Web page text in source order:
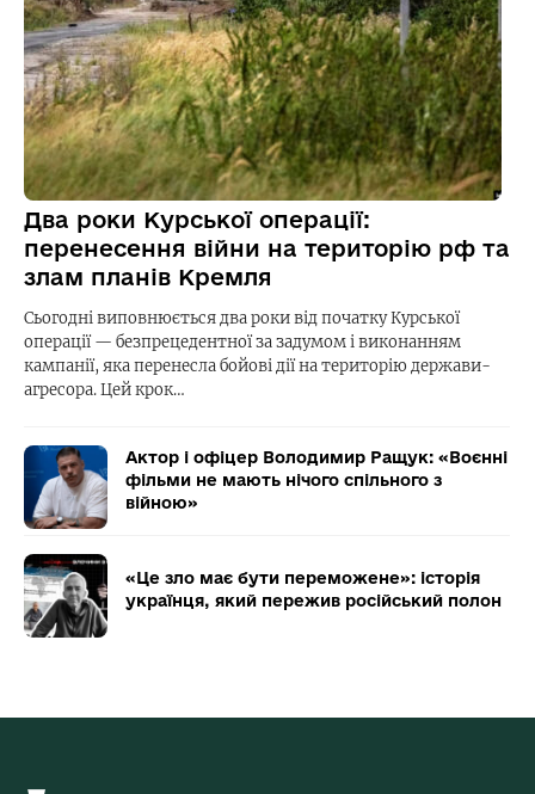
Два роки Курської операції:
перенесення війни на територію рф та
злам планів Кремля
Сьогодні виповнюється два роки від початку Курської
операції — безпрецедентної за задумом і виконанням
кампанії, яка перенесла бойові дії на територію держави-
агресора. Цей крок…
Актор і офіцер Володимир Ращук: «Воєнні
фільми не мають нічого спільного з
війною»
«Це зло має бути переможене»: історія
українця, який пережив російський полон